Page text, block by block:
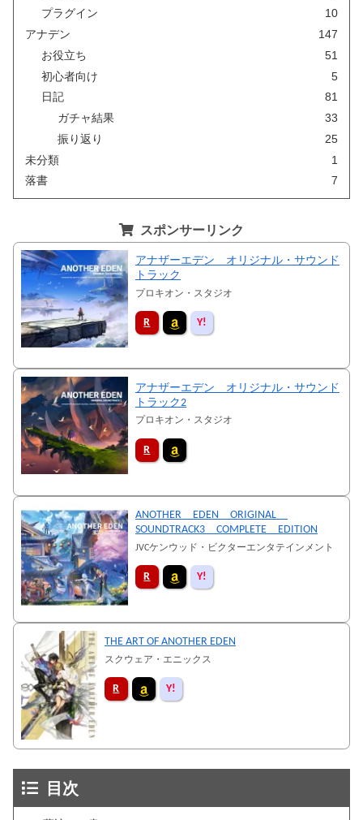
プラグイン
10
アナデン
147
お役立ち
51
初心者向け
5
日記
81
ガチャ結果
33
振り返り
25
未分類
1
落書
7
スポンサーリンク
アナザーエデン オリジナル・サウンド
トラック
プロキオン・スタジオ
アナザーエデン オリジナル・サウンド
トラック2
プロキオン・スタジオ
ANOTHER EDEN ORIGINAL
SOUNDTRACK3 COMPLETE EDITION
JVCケンウッド・ビクターエンタテインメント
THE ART OF ANOTHER EDEN
スクウェア・エニックス
目次